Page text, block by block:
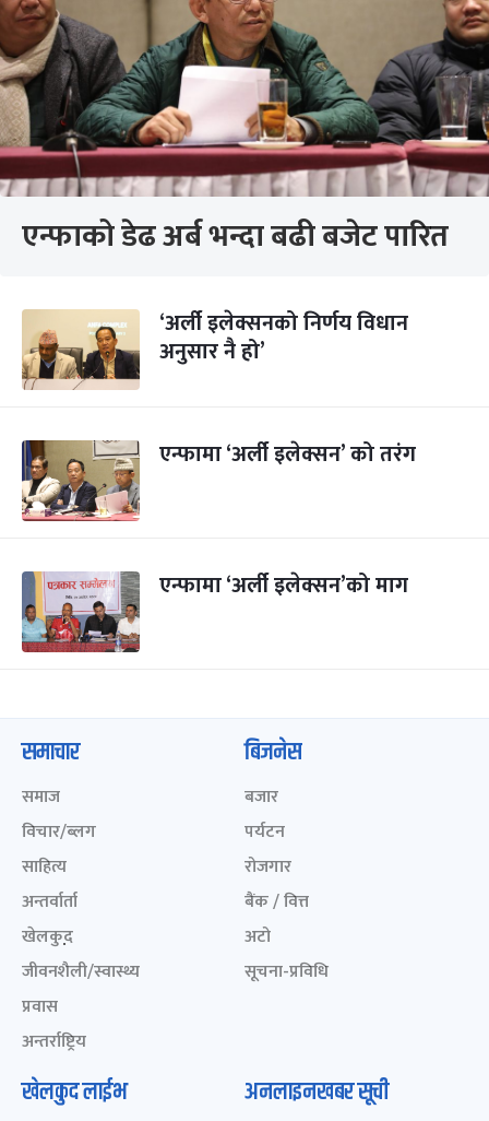
एन्फाको डेढ अर्ब भन्दा बढी बजेट पारित
‘अर्ली इलेक्सनको निर्णय विधान
अनुसार नै हो’
एन्फामा ‘अर्ली इलेक्सन’ को तरंग
एन्फामा ‘अर्ली इलेक्सन’को माग
समाचार
समाज
विचार/ब्लग
साहित्य
अन्तर्वार्ता
खेलकुद़़
जीवनशैली/स्वास्थ्य
प्रवास
अन्तर्राष्ट्रिय
बिजनेस
बजार
पर्यटन
रोजगार
बैंक / वित्त
अटो
सूचना-प्रविधि
खेलकुद लाईभ अनलाइनखबर सूची